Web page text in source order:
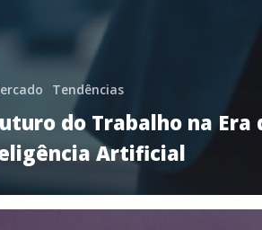
Tendências
do Trabalho na Era
Artificial